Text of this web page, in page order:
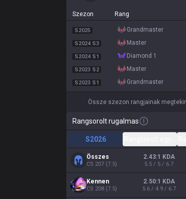
Szezon Rang
S2025 grandmaster
S2024 S3 master
S2024 S1 diamond 1
S2023 S2 master
S2023 S1 grandmaster
Össze szezon rangjainak
Rangsorolt rugalmas
S2026
Összes
CS 207 (7.5)
2.43:1 KDA
5.5 / 5 / 6.7
Kennen
CS 208 (7.5)
2.50:1 KDA
5.6 / 4.9 / 6.7